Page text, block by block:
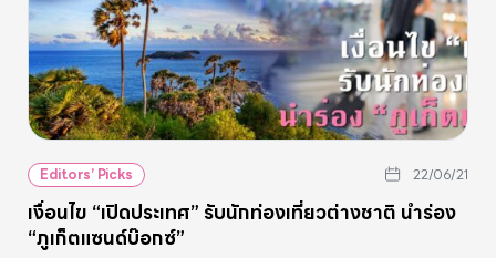
Editors’ Picks 22/06/21
เงื่อนไข “เปิดประเทศ” รับนักท่องเที่ยวต่างชาติ นำร่อง
“ภูเก็ตแซนด์บ๊อกซ์”